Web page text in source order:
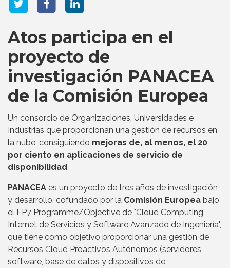
Atos participa en el
proyecto de
investigación PANACEA
de la Comisión Europea
Un consorcio de Organizaciones, Universidades e
Industrias que proporcionan una gestión de recursos en
la nube, consiguiendo mejoras de, al menos, el 20
por ciento en aplicaciones de servicio de
disponibilidad.
PANACEA es un proyecto de tres años de investigación
y desarrollo, cofundado por la Comisión Europea bajo
el FP7 Programme/Objective de "Cloud Computing,
Internet de Servicios y Software Avanzado de Ingeniería",
que tiene como objetivo proporcionar una gestión de
Recursos Cloud Proactivos Autónomos (servidores,
software, base de datos y dispositivos de